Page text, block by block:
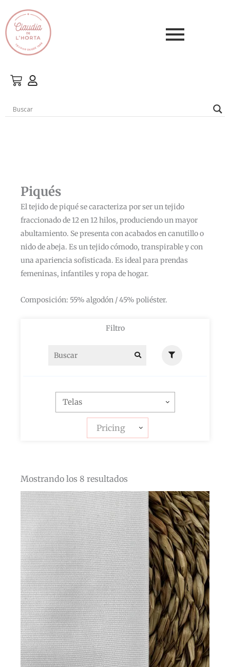
contenido
Piqués
El tejido de piqué se caracteriza por ser un tejido
fraccionado de 12 en 12 hilos, produciendo un mayor
abultamiento. Se presenta con acabados en canutillo o
nido de abeja. Es un tejido cómodo, transpirable y con
una apariencia sofisticada. Es ideal para prendas
femeninas, infantiles y ropa de hogar.
Composición: 55% algodón / 45% poliéster.
Filtro
Pricing
Mostrando los 8 resultados